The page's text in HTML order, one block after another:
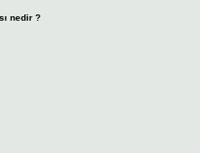
nedir ?